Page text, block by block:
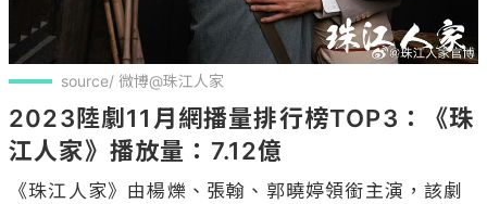
source/ 微博@珠江人家
2023陸劇11月網播量排行榜TOP3：《珠
江人家》播放量：7.12億
《珠江人家》由楊爍、張翰、郭曉婷領銜主演，該劇